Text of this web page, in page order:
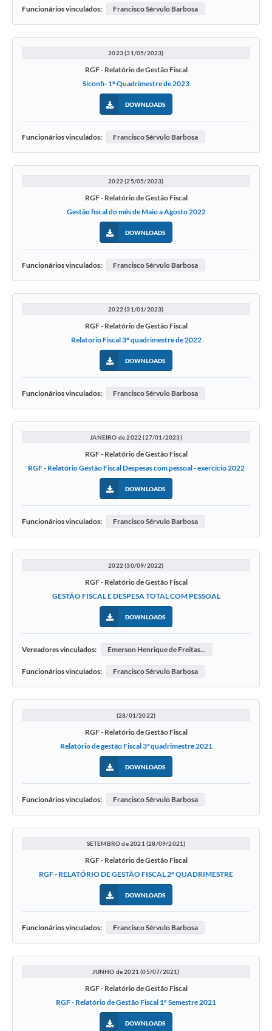
Funcionários vinculados: Francisco Sérvulo Barbosa
2023 (31/05/2023)
RGF - Relatório de Gestão Fiscal
Siconfi- 1º Quadrimestre de 2023
DOWNLOADS
Funcionários vinculados: Francisco Sérvulo Barbosa
2022 (25/05/2023)
RGF - Relatório de Gestão Fiscal
Gestão fiscal do mês de Maio a Agosto 2022
DOWNLOADS
Funcionários vinculados: Francisco Sérvulo Barbosa
2022 (31/01/2023)
RGF - Relatório de Gestão Fiscal
Relatorio Fiscal 3º quadrimestre de 2022
DOWNLOADS
Funcionários vinculados: Francisco Sérvulo Barbosa
JANEIRO de 2022 (27/01/2023)
RGF - Relatório de Gestão Fiscal
RGF - Relatório Gestão Fiscal Despesas com pessoal - exercício 2022
DOWNLOADS
Funcionários vinculados: Francisco Sérvulo Barbosa
2022 (30/09/2022)
RGF - Relatório de Gestão Fiscal
GESTÃO FISCAL E DESPESA TOTAL COM PESSOAL
DOWNLOADS
Vereadores vinculados: Emerson Henrique de Freitas...
Funcionários vinculados: Francisco Sérvulo Barbosa
(28/01/2022)
RGF - Relatório de Gestão Fiscal
Relatório de gestão Fiscal 3ª quadrimestre 2021
DOWNLOADS
Funcionários vinculados: Francisco Sérvulo Barbosa
SETEMBRO de 2021 (28/09/2021)
RGF - Relatório de Gestão Fiscal
RGF - RELATÓRIO DE GESTÃO FISCAL 2º QUADRIMESTRE
DOWNLOADS
Funcionários vinculados: Francisco Sérvulo Barbosa
JUNHO de 2021 (05/07/2021)
RGF - Relatório de Gestão Fiscal
RGF - Relatório de Gestão Fiscal 1º Semestre 2021
DOWNLOADS